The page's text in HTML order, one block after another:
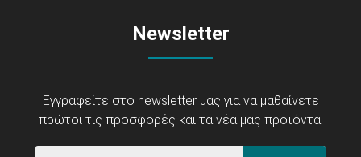
Newsletter
Εγγραφείτε στο newsletter μας για να μαθαίνετε
πρώτοι τις προσφορές και τα νέα μας προϊόντα!